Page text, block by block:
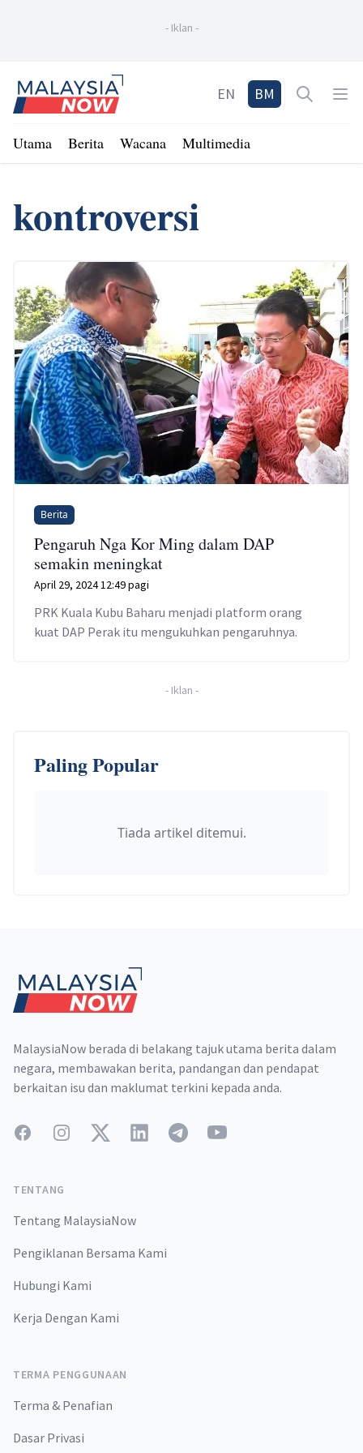
- Iklan -
Home
EN BM Open
Utama Berita Wacana Multimedia
kontroversi
Berita
Pengaruh Nga Kor Ming dalam DAP
semakin meningkat
April 29, 2024 12:49 pagi
PRK Kuala Kubu Baharu menjadi platform orang
kuat DAP Perak itu mengukuhkan pengaruhnya.
- Iklan -
Paling Popular
Tiada artikel ditemui.
MalaysiaNow berada di belakang tajuk utama berita dalam
negara, membawakan berita, pandangan dan pendapat
berkaitan isu dan maklumat terkini kepada anda.
FacebookInstagramTwitterLinkedInTelegramYouTube
TENTANG
Tentang MalaysiaNow
Pengiklanan Bersama Kami
Hubungi Kami
Kerja Dengan Kami
TERMA PENGGUNAAN
Terma & Penafian
Dasar Privasi